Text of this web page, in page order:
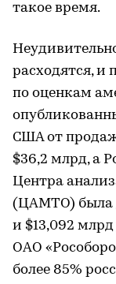
такое время.
расходятся, и
по оценкам
США от
$36,2 млрд, а
Центра
(ЦАМТО) была
и $13,092 млрд
ОАО
более 85%